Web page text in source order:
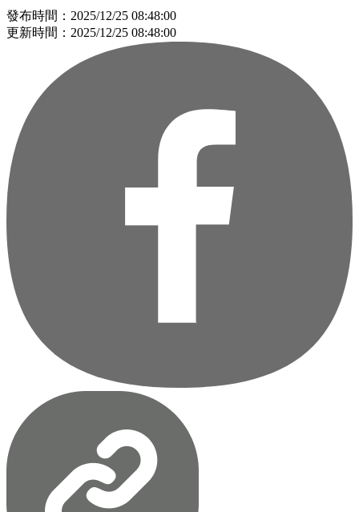
發布時間：2025/12/25 08:48:00
更新時間：2025/12/25 08:48:00